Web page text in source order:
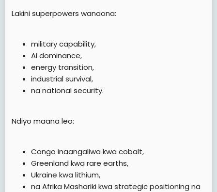
Lakini superpowers wanaona:
military capability,
AI dominance,
energy transition,
industrial survival,
na national security.
Ndiyo maana leo:
Congo inaangaliwa kwa cobalt,
Greenland kwa rare earths,
Ukraine kwa lithium,
na Afrika Mashariki kwa strategic positioning na